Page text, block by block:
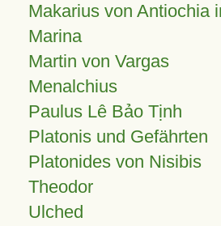
Makarius von Antiochia
Marina
Martin von Vargas
Menalchius
Paulus Lê Bảo Tịnh
Platonis und Gefährten
Platonides von Nisibis
Theodor
Ulched